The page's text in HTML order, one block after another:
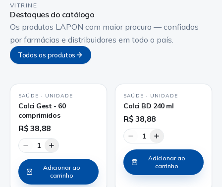
VITRINE
Destaques do catálogo
Os produtos LAPON com maior procura — confiados
por farmácias e distribuidores em todo o país.
Todos os produtos
SAÚDE · UNIDADE
Calci Gest - 60
comprimidos
R$ 38,88
1
Adicionar ao
carrinho
SAÚDE · UNIDADE
Calci BD 240 ml
R$ 38,88
1
Adicionar ao
carrinho